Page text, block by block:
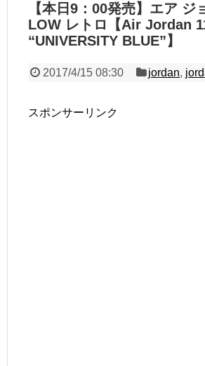
【本日9：00発売】エア ジ
LOW レトロ【Air Jordan
“UNIVERSITY BLUE”】
2017/4/15 08:30 jordan,
スポンサーリンク